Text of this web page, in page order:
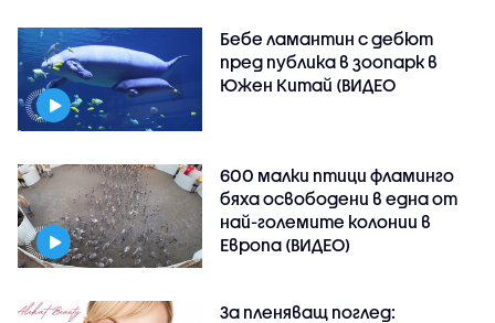
Бебе ламантин с дебют
пред публика в зоопарк в
Южен Китай (ВИДЕО
600 малки птици фламинго
бяха освободени в една от
най-големите колонии в
Европа (ВИДЕО)
За пленяващ поглед: